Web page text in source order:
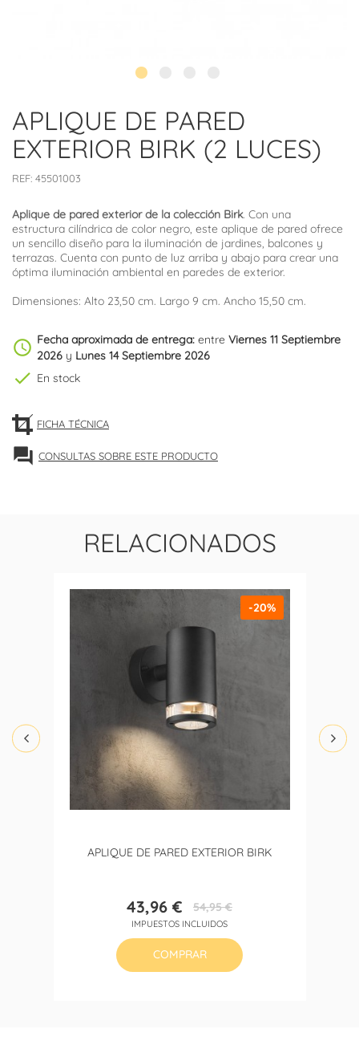
APLIQUE DE PARED
EXTERIOR BIRK (2 LUCES)
REF: 45501003
Aplique de pared exterior de la colección Birk. Con una
estructura cilíndrica de color negro, este aplique de pared ofrece
un sencillo diseño para la iluminación de jardines, balcones y
terrazas. Cuenta con punto de luz arriba y abajo para crear una
óptima iluminación ambiental en paredes de exterior.
Dimensiones: Alto 23,50 cm. Largo 9 cm. Ancho 15,50 cm.
schedule Fecha aproximada de entrega: entre Viernes 11 Septiembre
2026 y Lunes 14 Septiembre 2026
check En stock
FICHA TÉCNICA
forum CONSULTAS SOBRE ESTE PRODUCTO
RELACIONADOS
APLIQUE DE PARED EXTERIOR BIRK
Precio
43,96 €Precio
base
54,95 €
IMPUESTOS INCLUIDOS
-20%
COMPRAR